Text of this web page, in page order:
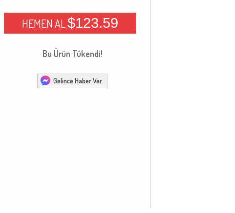
HEMEN AL$123.59
Bu Ürün Tükendi!
Gelince Haber Ver